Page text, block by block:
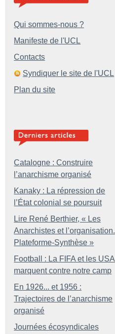
Qui sommes-nous ?
Manifeste de l'UCL
Contacts
Syndiquer le site de l'UCL
Plan du site
Catalogne : Construire
l’anarchisme organisé
Kanaky : La répression de
l’État colonial se poursuit
Lire René Berthier, « Les
Anarchistes et l’organisation.
Plateforme-Synthèse »
Football : La FIFA et les USA
marquent contre notre camp
En 1926... et 1956 :
Trajectoires de l’anarchisme
organisé
Journées écosyndicales